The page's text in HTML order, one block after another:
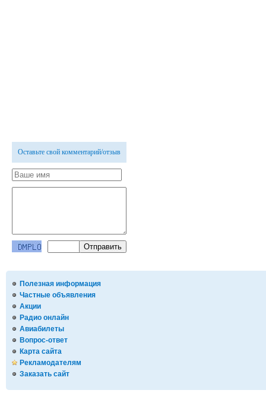
Полезная информация
Частные объявления
Акции
Радио онлайн
Авиабилеты
Вопрос-ответ
Карта сайта
Рекламодателям
Заказать сайт
Оставьте свой комментарий/отзыв